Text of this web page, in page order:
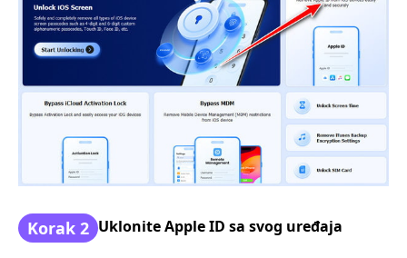
Korak 2 Uklonite Apple ID sa svog uređaja